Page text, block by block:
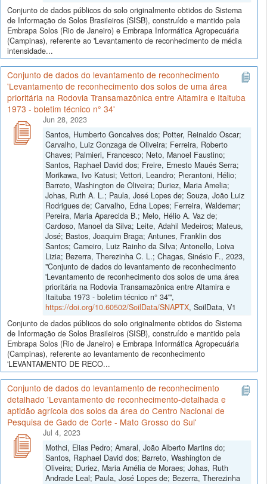
Conjunto de dados públicos do solo originalmente obtidos do Sistema
de Informação de Solos Brasileiros (SISB), construído e mantido pela
Embrapa Solos (Rio de Janeiro) e Embrapa Informática Agropecuária
(Campinas), referente ao 'Levantamento de reconhecimento de média
intensidade...
Conjunto de dados do levantamento de reconhecimento
'Levantamento de reconhecimento dos solos de uma área
prioritária na Rodovia Transamazônica entre Altamira e Itaituba
1973 - boletim técnico n° 34'
Jun 28, 2023
Santos, Humberto Goncalves dos; Potter, Reinaldo Oscar;
Carvalho, Luiz Gonzaga de Oliveira; Ferreira, Roberto
Chaves; Palmieri, Francesco; Neto, Manoel Faustino;
Santos, Raphael David dos; Freire, Ernesto Maués Serra;
Morikawa, Ivo Katusi; Vettori, Leandro; Pierantoni, Hélio;
Barreto, Washington de Oliveira; Duriez, Maria Amelia;
Johas, Ruth A. L.; Paula, José Lopes de; Souza, Joäo Luiz
Rodrigues de; Carvalho, Edna Lopes; Ferreira, Waldemar;
Pereira, Maria Aparecida B.; Melo, Hélio A. Vaz de;
Cardoso, Manoel da Silva; Leite, Adahil Medeiros; Mateus,
José; Bastos, Joaquim Braga; Antunes, Franklin dos
Santos; Cameiro, Luiz Rainho da Silva; Antonello, Loiva
Lizia; Bezerra, Therezinha C. L.; Chagas, Sinésio F., 2023,
"Conjunto de dados do levantamento de reconhecimento
'Levantamento de reconhecimento dos solos de uma área
prioritária na Rodovia Transamazônica entre Altamira e
Itaituba 1973 - boletim técnico n° 34'",
https://doi.org/10.60502/SoilData/SNAPTX, SoilData, V1
Conjunto de dados públicos do solo originalmente obtidos do Sistema
de Informação de Solos Brasileiros (SISB), construído e mantido pela
Embrapa Solos (Rio de Janeiro) e Embrapa Informática Agropecuária
(Campinas), referente ao levantamento de reconhecimento
'LEVANTAMENTO DE RECO...
Conjunto de dados do levantamento de reconhecimento
detalhado 'Levantamento de reconhecimento-detalhada e
aptidão agrícola dos solos da área do Centro Nacional de
Pesquisa de Gado de Corte - Mato Grosso do Sul'
Jul 4, 2023
Mothci, Elias Pedro; Amaral, João Alberto Martins do;
Santos, Raphael David dos; Barreto, Washington de
Oliveira; Duriez, Maria Amélia de Moraes; Johas, Ruth
Andrade Leal; Paula, José Lopes de; Bezerra, Therezinha